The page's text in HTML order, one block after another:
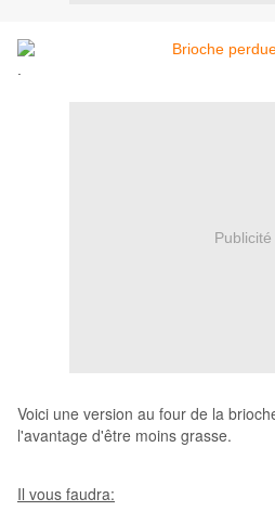
Publicité
Voici une version au four de la
l'avantage d'être moins grasse.
Il vous faudra: